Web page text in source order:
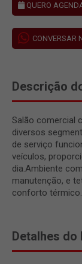
QUERO
CONVERSAR
Descrição
Salão comercial
diversos
de serviço
veículos,
dia.Ambiente
manutenção, e
conforto térmico.
Detalhes do